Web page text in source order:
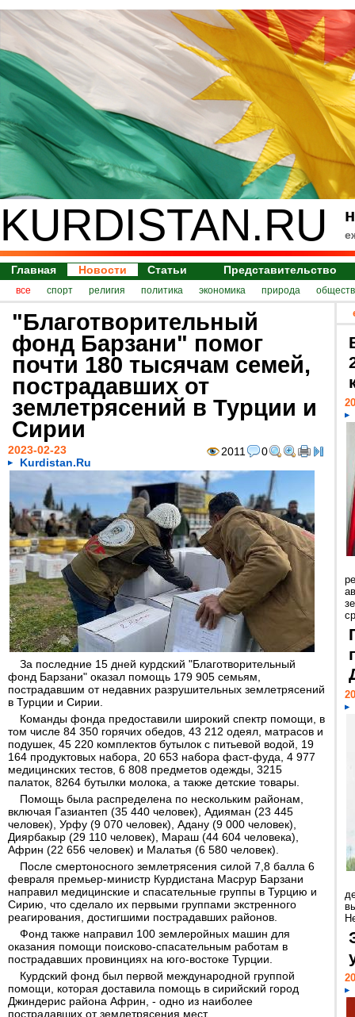
KURDISTAN.RU
Главная Новости Статьи Представительство
все спорт религия политика экономика природа
"Благотворительный
фонд Барзани" помог
почти 180 тысячам семей,
пострадавших от
землетрясений в Турции и
Сирии
2011 0
2023-02-23
Kurdistan.Ru
За последние 15 дней курдский "Благотворительный
фонд Барзани" оказал помощь 179 905 семьям,
пострадавшим от недавних разрушительных землетрясений
в Турции и Сирии.
Команды фонда предоставили широкий спектр помощи, в
том числе 84 350 горячих обедов, 43 212 одеял, матрасов и
подушек, 45 220 комплектов бутылок с питьевой водой, 19
164 продуктовых набора, 20 653 набора фаст-фуда, 4 977
медицинских тестов, 6 808 предметов одежды, 3215
палаток, 8264 бутылки молока, а также детские товары.
Помощь была распределена по нескольким районам,
включая Газиантеп (35 440 человек), Адияман (23 445
человек), Урфу (9 070 человек), Адану (9 000 человек),
Диярбакыр (29 110 человек), Мараш (44 604 человека),
Африн (22 656 человек) и Малатья (6 580 человек).
После смертоносного землетрясения силой 7,8 балла 6
февраля премьер-министр Курдистана Масрур Барзани
направил медицинские и спасательные группы в Турцию и
Сирию, что сделало их первыми группами экстренного
реагирования, достигшими пострадавших районов.
Фонд также направил 100 землеройных машин для
оказания помощи поисково-спасательным работам в
пострадавших провинциях на юго-востоке Турции.
Курдский фонд был первой международной группой
помощи, которая доставила помощь в сирийский город
Джиндерис района Африн, - одно из наиболее
пострадавших от землетрясения мест.